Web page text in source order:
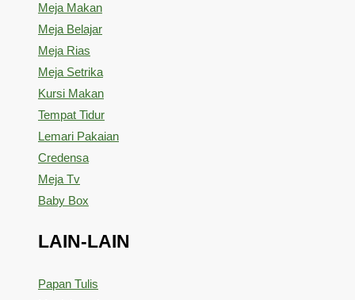
Meja Makan
Meja Belajar
Meja Rias
Meja Setrika
Kursi Makan
Tempat Tidur
Lemari Pakaian
Credensa
Meja Tv
Baby Box
LAIN-LAIN
Papan Tulis